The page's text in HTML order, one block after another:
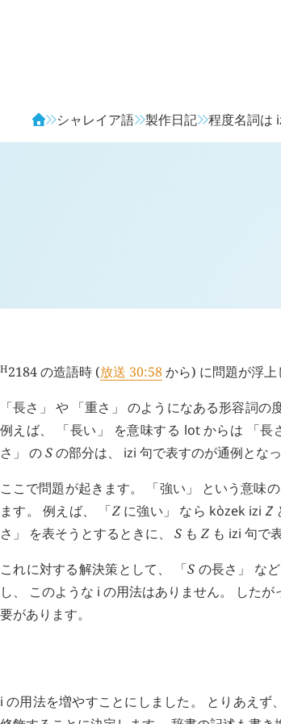
シャレイア語 製作日記 程度名詞は
H2184の造語時 (放送 30:58から) に問題が浮上
「長さ」 や 「重さ」 のようになある形容詞
例えば、 「長い」 を意味する lotからは 「長
さ」 のSの部分は、 izi 句で表すのが通例となっ
ここで問題が起きます。 「強い」 という意味の
ます。 例えば、 「Zに強い」 なら kòzek izi Z
さ」 を表そうとするときに、 S もZ も izi 句で
これに対する解決策として、 「S の長さ」 な
し、 このような i の用法はありません。 した
要があります。
i の用法を増やすことにしました。 とりあえず